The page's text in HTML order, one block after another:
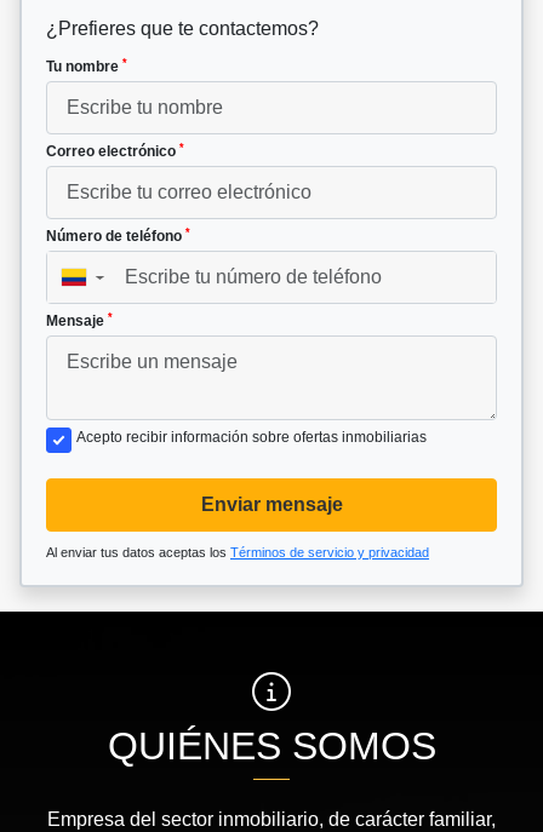
¿Prefieres que te contactemos?
Tu nombre *
Correo electrónico *
Número de teléfono *
▼
Mensaje *
Acepto recibir información sobre ofertas inmobiliarias
Enviar mensaje
Al enviar tus datos aceptas los Términos de servicio y privacidad
QUIÉNES SOMOS
Empresa del sector inmobiliario, de carácter familiar,